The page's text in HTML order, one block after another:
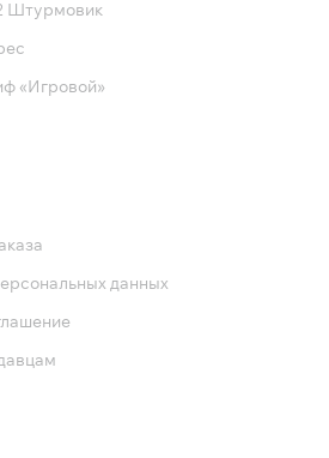
Штурмовик
«Игровой»
данных